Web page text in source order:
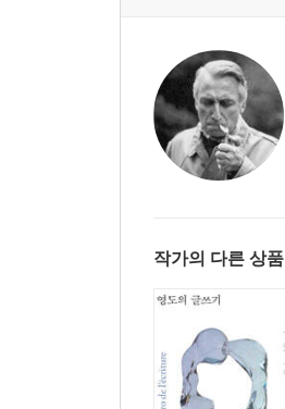
작가의 다른 상품